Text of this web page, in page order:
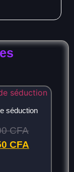
séduction
CFA
CFA